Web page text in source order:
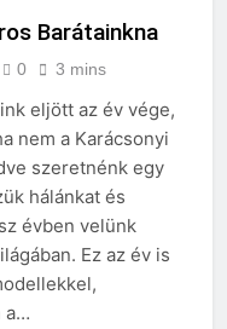
Barátainkna
0 3 mins
eljött az év vége,
nem a Karácsonyi
szeretnénk egy
hálánkat és
évben velünk
Ez az év is
a…